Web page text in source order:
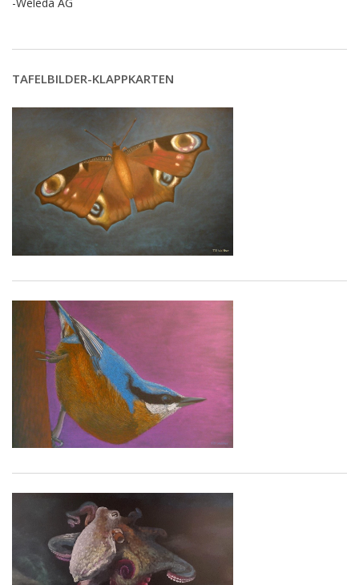
-Weleda AG
TAFELBILDER-KLAPPKARTEN